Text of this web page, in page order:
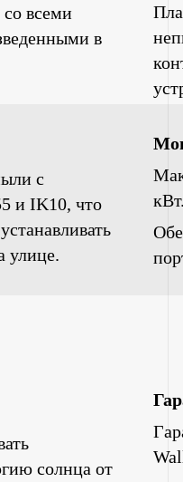
всеми
в
с
и IK10, что
улице.
солнца от